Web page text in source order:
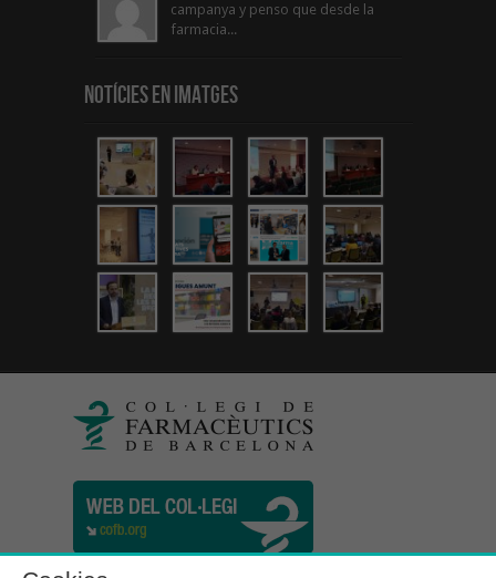
campanya y penso que desde la
farmacia...
Notícies en Imatges